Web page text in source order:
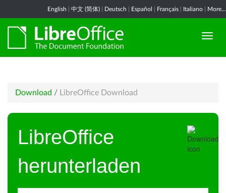
English 中文 (简体) Deutsch Español Français Italiano More...
Download / LibreOffice Download
LibreOffice
herunterladen